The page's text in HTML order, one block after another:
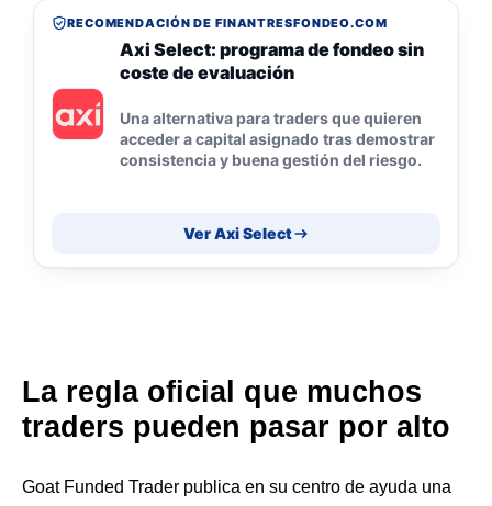
RECOMENDACIÓN DE FINANTRESFONDEO.COM
Axi Select: programa de fondeo sin
coste de evaluación
Una alternativa para traders que quieren
acceder a capital asignado tras demostrar
consistencia y buena gestión del riesgo.
Ver Axi Select
La regla oficial que muchos
traders pueden pasar por alto
Goat Funded Trader publica en su centro de ayuda una